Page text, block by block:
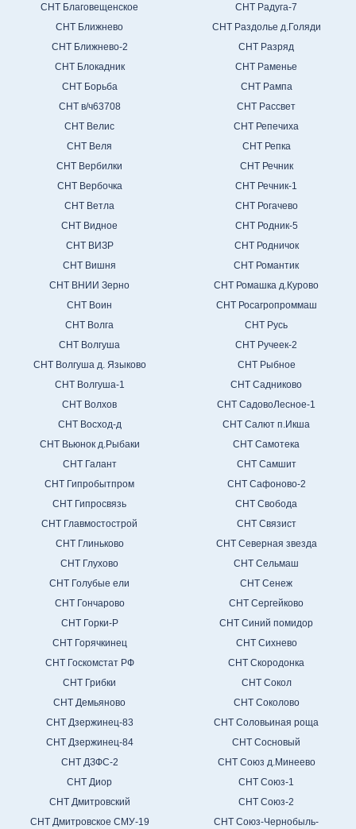
СНТ Благовещенское
СНТ Ближнево
СНТ Ближнево-2
СНТ Блокадник
СНТ Борьба
СНТ в/ч63708
СНТ Велис
СНТ Веля
СНТ Вербилки
СНТ Вербочка
СНТ Ветла
СНТ Видное
СНТ ВИЗР
СНТ Вишня
СНТ ВНИИ Зерно
СНТ Воин
СНТ Волга
СНТ Волгуша
СНТ Волгуша д. Языково
СНТ Волгуша-1
СНТ Волхов
СНТ Восход-д
СНТ Вьюнок д.Рыбаки
СНТ Галант
СНТ Гипробытпром
СНТ Гипросвязь
СНТ Главмостострой
СНТ Глиньково
СНТ Глухово
СНТ Голубые ели
СНТ Гончарово
СНТ Горки-Р
СНТ Горячкинец
СНТ Госкомстат РФ
СНТ Грибки
СНТ Демьяново
СНТ Дзержинец-83
СНТ Дзержинец-84
СНТ ДЗФС-2
СНТ Диор
СНТ Дмитровский
СНТ Дмитровское СМУ-19
СНТ Радуга-7
СНТ Раздолье д.Голяди
СНТ Разряд
СНТ Раменье
СНТ Рампа
СНТ Рассвет
СНТ Репечиха
СНТ Репка
СНТ Речник
СНТ Речник-1
СНТ Рогачево
СНТ Родник-5
СНТ Родничок
СНТ Романтик
СНТ Ромашка д.Курово
СНТ Росагропроммаш
СНТ Русь
СНТ Ручеек-2
СНТ Рыбное
СНТ Садниково
СНТ СадовоЛесное-1
СНТ Салют п.Икша
СНТ Самотека
СНТ Самшит
СНТ Сафоново-2
СНТ Свобода
СНТ Связист
СНТ Северная звезда
СНТ Сельмаш
СНТ Сенеж
СНТ Сергейково
СНТ Синий помидор
СНТ Сихнево
СНТ Скородонка
СНТ Сокол
СНТ Соколово
СНТ Соловьиная роща
СНТ Сосновый
СНТ Союз д.Минеево
СНТ Союз-1
СНТ Союз-2
СНТ Союз-Чернобыль-